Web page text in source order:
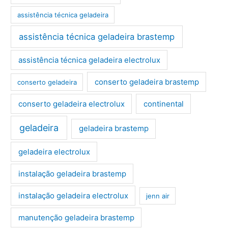
assistência técnica geladeira
assistência técnica geladeira brastemp
assistência técnica geladeira electrolux
conserto geladeira conserto geladeira brastemp
conserto geladeira electrolux continental
geladeira geladeira brastemp
geladeira electrolux
instalação geladeira brastemp
instalação geladeira electrolux jenn air
manutenção geladeira brastemp